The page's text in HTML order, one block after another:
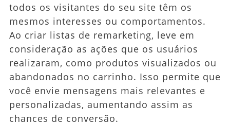
todos os visitantes do seu site têm os
mesmos interesses ou comportamentos.
Ao criar listas de remarketing, leve em
consideração as ações que os usuários
realizaram, como produtos visualizados ou
abandonados no carrinho. Isso permite que
você envie mensagens mais relevantes e
personalizadas, aumentando assim as
chances de conversão.